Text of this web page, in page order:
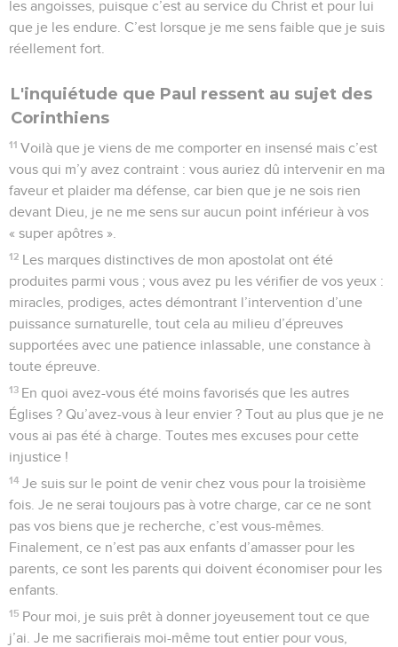
les angoisses, puisque c’est au service du Christ et pour lui
que je les endure. C’est lorsque je me sens faible que je suis
réellement fort.
L'inquiétude que Paul ressent au sujet des
Corinthiens
11 Voilà que je viens de me comporter en insensé mais c’est
vous qui m’y avez contraint : vous auriez dû intervenir en ma
faveur et plaider ma défense, car bien que je ne sois rien
devant Dieu, je ne me sens sur aucun point inférieur à vos
« super apôtres ».
12 Les marques distinctives de mon apostolat ont été
produites parmi vous ; vous avez pu les vérifier de vos yeux :
miracles, prodiges, actes démontrant l’intervention d’une
puissance surnaturelle, tout cela au milieu d’épreuves
supportées avec une patience inlassable, une constance à
toute épreuve.
13 En quoi avez-vous été moins favorisés que les autres
Églises ? Qu’avez-vous à leur envier ? Tout au plus que je ne
vous ai pas été à charge. Toutes mes excuses pour cette
injustice !
14 Je suis sur le point de venir chez vous pour la troisième
fois. Je ne serai toujours pas à votre charge, car ce ne sont
pas vos biens que je recherche, c’est vous-mêmes.
Finalement, ce n’est pas aux enfants d’amasser pour les
parents, ce sont les parents qui doivent économiser pour les
enfants.
15 Pour moi, je suis prêt à donner joyeusement tout ce que
j’ai. Je me sacrifierais moi-même tout entier pour vous,